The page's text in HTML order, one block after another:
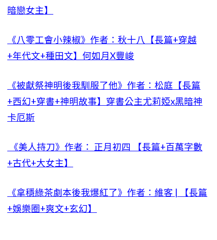
暗戀女主】
《八零工會小辣椒》作者：秋十八【長篇+穿越
+年代文+種田文】何如月X豐峻
《被獻祭神明後我馴服了他》作者：松庭【長篇
+西幻+穿書+神明故事】穿書公主尤莉婭x黑暗神
卡厄斯
《美人持刀》作者： 正月初四 【長篇+百萬字數
+古代+大女主】
《拿穩綠茶劇本後我爆紅了》作者：維客 | 【長篇
+娛樂圈+爽文+玄幻】